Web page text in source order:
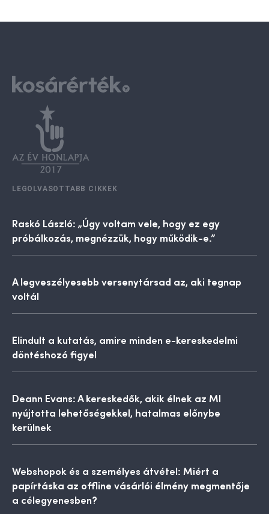
LEGOLVASOTTABB CIKKEK
Raskó László: „Úgy voltam vele, hogy ez egy
próbálkozás, megnézzük, hogy működik-e.”
A legveszélyesebb versenytársad az, aki tegnap
voltál
Elindult a kutatás, amire minden e-kereskedelmi
döntéshozó figyel
Deann Evans: A kereskedők, akik élnek az MI
nyújtotta lehetőségekkel, hatalmas előnybe
kerülnek
Webshopok és a személyes átvétel: Miért a
papírtáska az offline vásárlói élmény megmentője
a célegyenesben?